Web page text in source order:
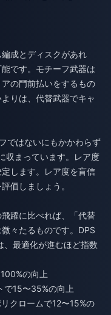
成とディスクがあれ
です。モチーフ武器は
の門前払いをするもの
りは、代替武器でキャ
ではないにもかかわらず
収まっています。レア度
します。レア度を盲信
価しましょう。
躍に比べれば、「代替
々たるものです。DPS
、最適化が進むほど指数
の向上
で15〜35%の向上
クロームで12〜15%の